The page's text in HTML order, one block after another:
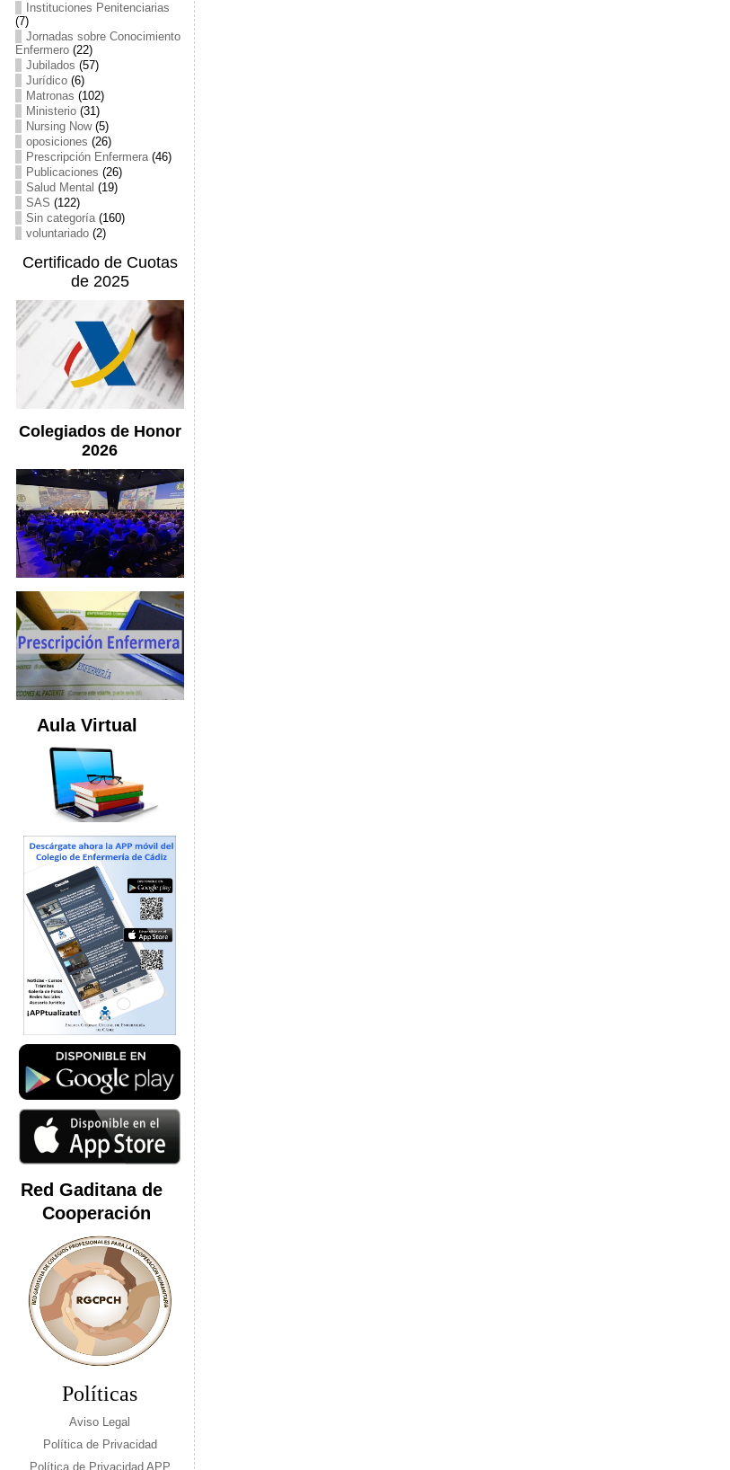
Instituciones Penitenciarias
(7)
Jornadas sobre Conocimiento
Enfermero(22)
Jubilados (57)
Jurídico(6)
Matronas (102)
Ministerio(31)
Nursing Now(5)
oposiciones (26)
Prescripción Enfermera(46)
Publicaciones (26)
Salud Mental (19)
SAS (122)
Sin categoría(160)
voluntariado(2)
Certificado de Cuotas
de 2025
Colegiados de Honor
2026
Aula Virtual
Red Gaditana de
Cooperación
Políticas
Aviso Legal
Política de Privacidad
Política de Privacidad APP